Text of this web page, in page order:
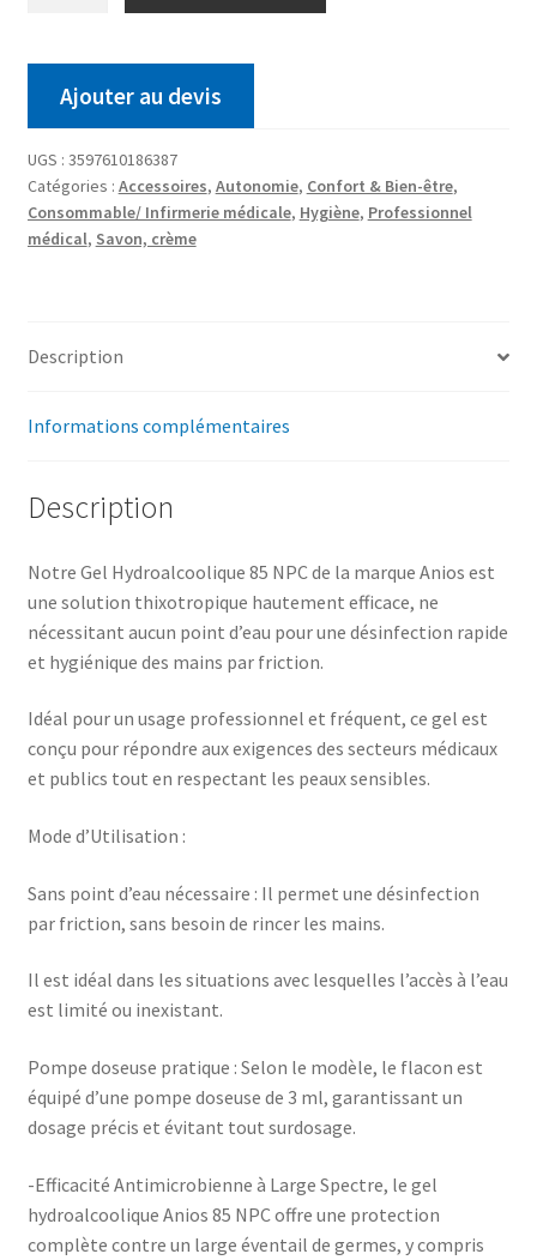
Ajouter au devis
UGS : 3597610186387
Catégories : Accessoires, Autonomie, Confort & Bien-être,
Consommable/ Infirmerie médicale, Hygiène, Professionnel
médical, Savon, crème
Description
Informations complémentaires
Description
Notre Gel Hydroalcoolique 85 NPC de la marque Anios est
une solution thixotropique hautement efficace, ne
nécessitant aucun point d’eau pour une désinfection rapide
et hygiénique des mains par friction.
Idéal pour un usage professionnel et fréquent, ce gel est
conçu pour répondre aux exigences des secteurs médicaux
et publics tout en respectant les peaux sensibles.
Mode d’Utilisation :
Sans point d’eau nécessaire : Il permet une désinfection
par friction, sans besoin de rincer les mains.
Il est idéal dans les situations avec lesquelles l’accès à l’eau
est limité ou inexistant.
Pompe doseuse pratique : Selon le modèle, le flacon est
équipé d’une pompe doseuse de 3 ml, garantissant un
dosage précis et évitant tout surdosage.
-Efficacité Antimicrobienne à Large Spectre, le gel
hydroalcoolique Anios 85 NPC offre une protection
complète contre un large éventail de germes, y compris